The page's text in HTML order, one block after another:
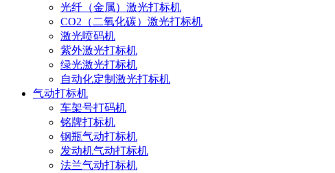
光纤（金属）激光打标机
CO2（二氧化碳）激光打标机
激光喷码机
紫外激光打标机
绿光激光打标机
自动化定制激光打标机
气动打标机
车架号打码机
铭牌打标机
钢瓶气动打标机
发动机气动打标机
法兰气动打标机